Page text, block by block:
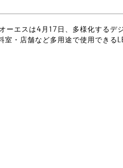
ーエスは4月17日、多様化するデ
・店舗など多用途で使用できる